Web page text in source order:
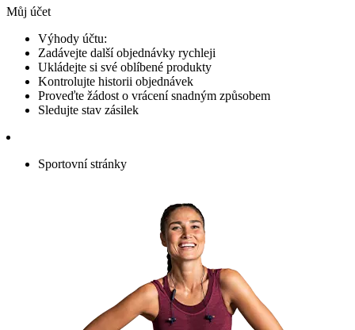
Můj účet
Výhody účtu:
Zadávejte další objednávky rychleji
Ukládejte si své oblíbené produkty
Kontrolujte historii objednávek
Proveďte žádost o vrácení snadným způsobem
Sledujte stav zásilek
Sportovní stránky